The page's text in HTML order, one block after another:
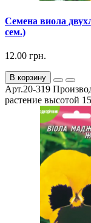
Семена виола
сем.)
12.00 грн.
В корзину
Арт.20-319
растение высотой